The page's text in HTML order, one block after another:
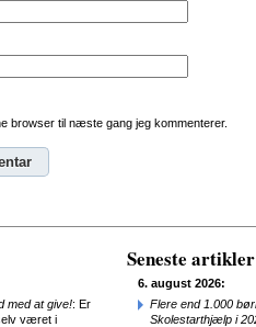
browser til næste gang jeg kommenterer.
med at give!: Er
været i
Seneste artikler
6. august 2026:
Flere end 1.000
Skolestarthjælp i